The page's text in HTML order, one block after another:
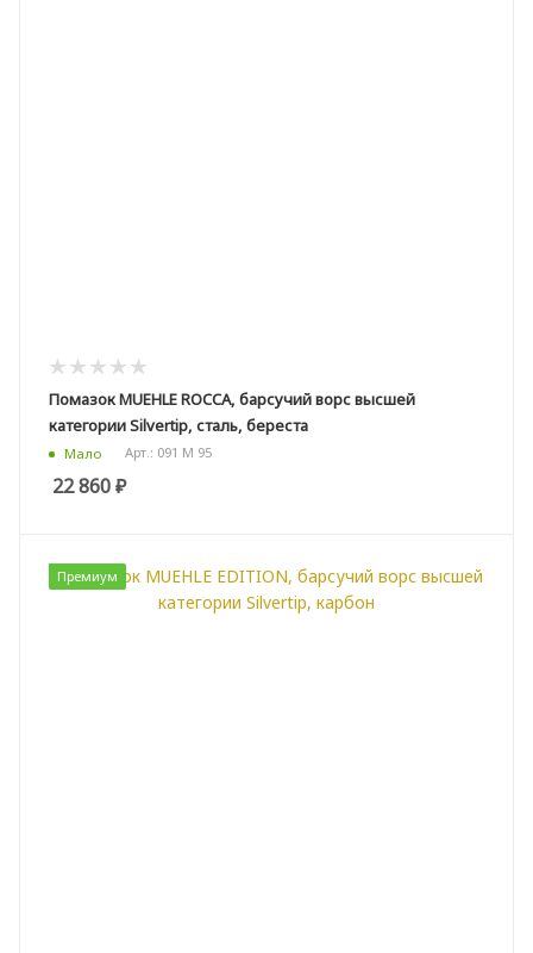
Помазок MUEHLE ROCCA, барсучий ворс высшей
категории Silvertip, сталь, береста
Мало Арт.: 091 M 95
22 860₽
Премиум